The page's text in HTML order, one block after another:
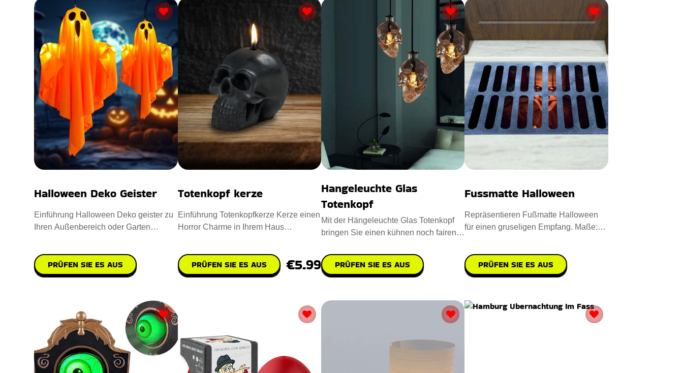
Halloween Deko Geister
Einführung Halloween Deko geister zu
Ihren Außenbereich oder Garten
PRÜFEN SIE ES AUS
Totenkopf kerze
Einführung Totenkopfkerze Kerze einen
Horror Charme in Ihrem Haus
PRÜFEN SIE ES AUS €5.99
Hangeleuchte Glas
Totenkopf
Mit der Hängeleuchte Glas Totenkopf
bringen Sie einen kühnen noch fairen
PRÜFEN SIE ES AUS
Fussmatte Halloween
Repräsentieren Fußmatte Halloween
für einen gruseligen Empfang. Maße:
PRÜFEN SIE ES AUS